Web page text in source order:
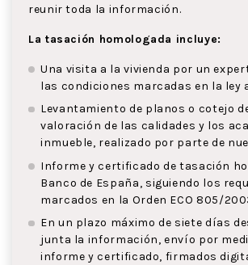
reunir toda la información.
La tasación homologada incluye:
Una visita a la vivienda por un
las condiciones marcadas en la ley
Levantamiento de planos o cotejo
valoración de las calidades y los
inmueble, realizado por parte de
Informe y certificado de tasación
Banco de España, siguiendo los
marcados en la Orden ECO 805/
En un plazo máximo de siete días
junta la información, envío por
informe y certificado, firmados